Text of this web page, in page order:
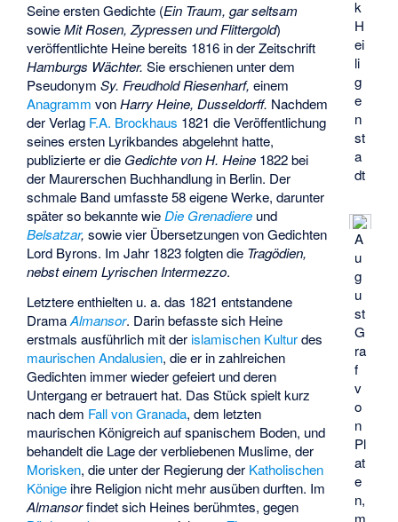
k
H
ei
li
g
e
n
st
a
dt
A
u
g
u
st
G
ra
f
v
o
n
Pl
at
e
n,
m
Seine ersten Gedichte (Ein Traum, gar seltsam
sowieMit Rosen, Zypressen und Flittergold)
veröffentlichte Heine bereits 1816 in der Zeitschrift
Hamburgs Wächter. Sie erschienen unter dem
PseudonymSy. Freudhold Riesenharf, einem
Anagramm vonHarry Heine, Dusseldorff. Nachdem
der Verlag F.A. Brockhaus 1821 die Veröffentlichung
seines ersten Lyrikbandes abgelehnt hatte,
publizierte er die Gedichte von H. Heine 1822 bei
der Maurerschen Buchhandlung in Berlin. Der
schmale Band umfasste 58 eigene Werke, darunter
später so bekannte wieDie Grenadiere und
Belsatzar, sowie vier Übersetzungen von Gedichten
Lord Byrons. Im Jahr 1823 folgten die Tragödien,
nebst einem Lyrischen Intermezzo.
Letztere enthielten u. a. das 1821 entstandene
DramaAlmansor. Darin befasste sich Heine
erstmals ausführlich mit der islamischen Kulturdes
maurischen Andalusien, die er in zahlreichen
Gedichten immer wieder gefeiert und deren
Untergang er betrauert hat. Das Stück spielt kurz
nach dem Fall von Granada, dem letzten
maurischen Königreich auf spanischem Boden, und
behandelt die Lage der verbliebenen Muslime, der
Morisken, die unter der Regierung der Katholischen
Könige ihre Religion nicht mehr ausüben durften. Im
Almansorfindet sich Heines berühmtes, gegen